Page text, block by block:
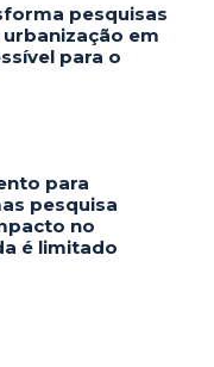
pesquisas
urbanização em
para o
para
pesquisa
no
é limitado